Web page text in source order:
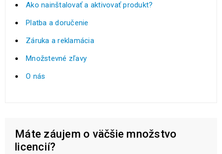
Ako nainštalovať a aktivovať produkt?
Platba a doručenie
Záruka a reklamácia
Množstevné zľavy
O nás
Máte záujem o väčšie množstvo
licencií?